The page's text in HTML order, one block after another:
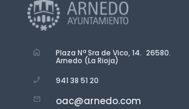
Plaza Nª Sra de Vico, 14. 26580.
Arnedo (La Rioja)
941 38 51 20
oac@arnedo.com